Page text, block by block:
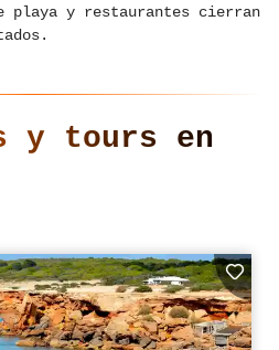
playa y restaurantes cierran
y tours en